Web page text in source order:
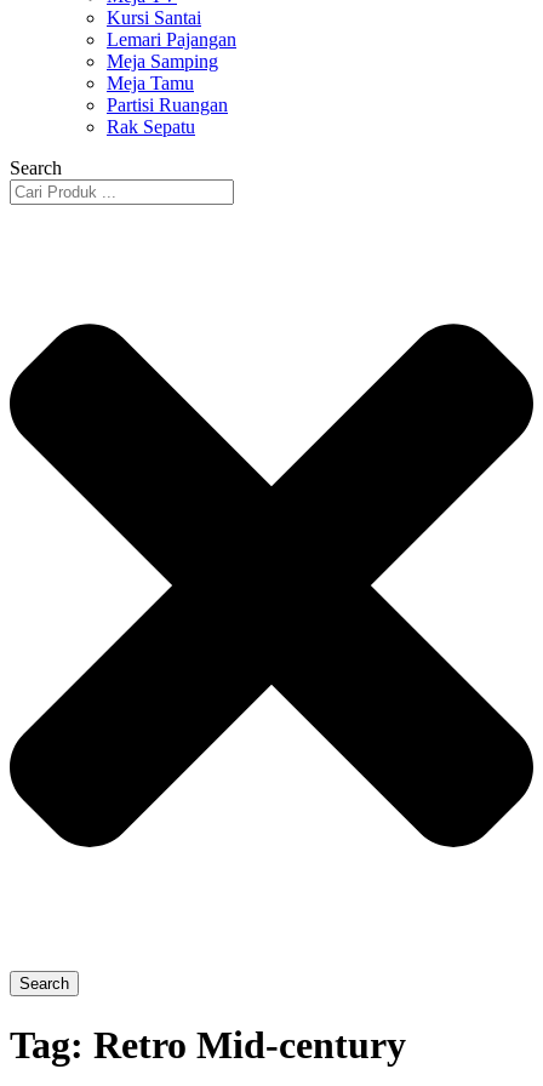
Kursi Santai
Lemari Pajangan
Meja Samping
Meja Tamu
Partisi Ruangan
Rak Sepatu
Search
Search
Tag: Retro Mid-century